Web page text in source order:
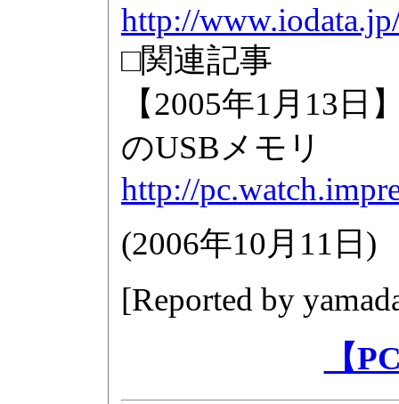
http://
□関連記事
【2005年1月13
のUSBメモリ
http://
(2006年10月11日 )
[Reported by
【